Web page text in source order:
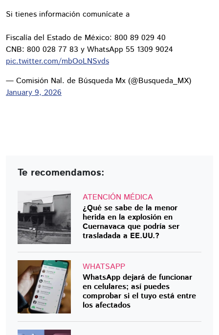
Si tienes información comunícate a
Fiscalía del Estado de México: 800 89 029 40
CNB: 800 028 77 83 y WhatsApp 55 1309 9024
pic.twitter.com/mbOoLNSvds
— Comisión Nal. de Búsqueda Mx (@Busqueda_MX)
January 9, 2026
Te recomendamos:
ATENCIÓN MÉDICA
¿Qué se sabe de la menor
herida en la explosión en
Cuernavaca que podría ser
trasladada a EE.UU.?
WHATSAPP
WhatsApp dejará de funcionar
en celulares; así puedes
comprobar si el tuyo está entre
los afectados